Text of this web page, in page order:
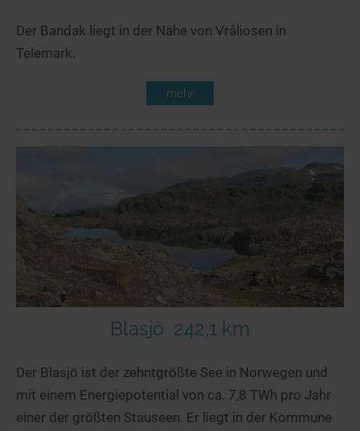
Der Bandak liegt in der Nähe von Vråliosen in
Telemark.
mehr
Blasjö 242,1 km
Der Blasjö ist der zehntgrößte See in Norwegen und
mit einem Energiepotential von ca. 7,8 TWh pro Jahr
einer der größten Stauseen. Er liegt in der Kommune